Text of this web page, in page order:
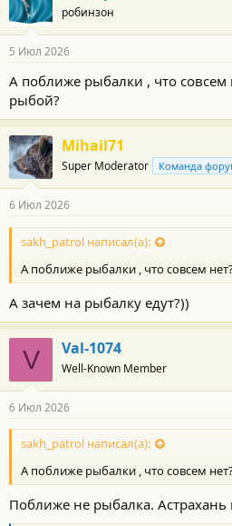
робинзон
5 Июл 2026
А поближе рыбалки , что совсем
рыбой?
Mihail71
Super Moderator Команда
6 Июл 2026
sakh_patrol написал(а):
А поближе рыбалки , что совсем
А зачем на рыбалку едут?))
V Val-1074
Well-Known Member
6 Июл 2026
sakh_patrol написал(а):
А поближе рыбалки , что совсем
Поближе не рыбалка. Астрахань